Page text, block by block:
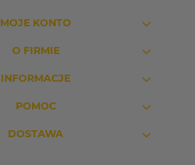
MOJE KONTO
O FIRMIE
INFORMACJE
POMOC
DOSTAWA